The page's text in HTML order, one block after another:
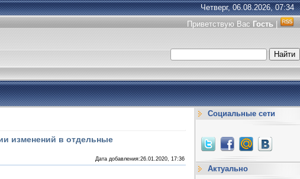
Четверг, 06.08.2026, 07:34
Приветствую Вас Гость
изменений в отдельные
Дата добавления:26.01.2020, 17:36
Социальные сети
Актуально